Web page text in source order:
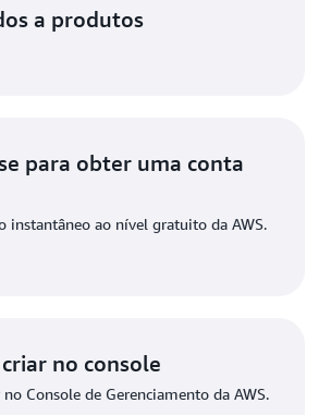
a produtos
para obter uma conta
instantâneo ao nível gratuito da AWS.
no console
no Console de Gerenciamento da AWS.